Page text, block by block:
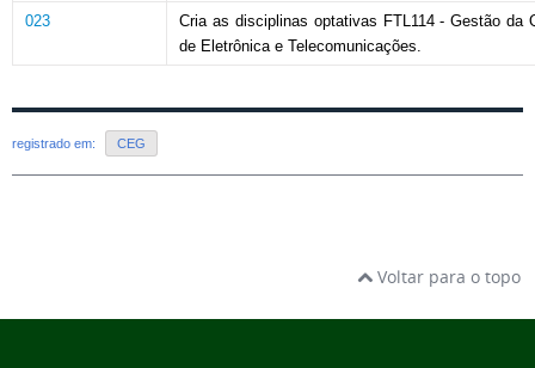
023
Cria as disciplinas optativas FTL114 - Gestão da
de Eletrônica e Telecomunicações.
registrado em: CEG
Voltar para o topo